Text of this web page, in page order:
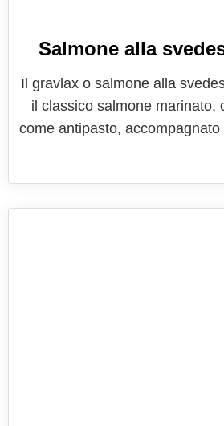
Salmone alla
Il gravlax o salmone alla
il classico salmone marinato,
come antipasto, accompagnato
e dalla gravlaxas, una salsa a
viene generalmente